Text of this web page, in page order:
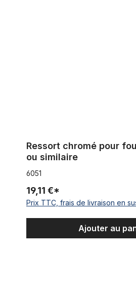
Ressort chromé pour
ou similaire
6051
19,11 €*
Prix TTC, frais de livraison en
Ajouter au